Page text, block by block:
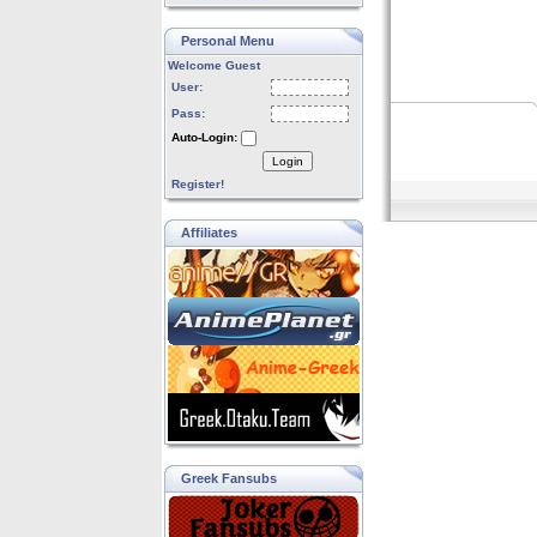
Personal Menu
Welcome Guest
User:
Pass:
Auto-Login:
Login
Register!
Affiliates
Greek Fansubs